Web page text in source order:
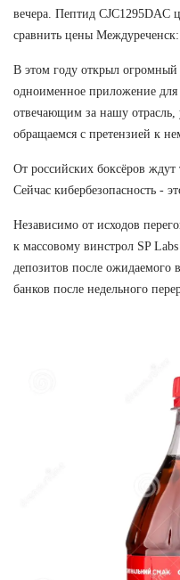
вечера. Пептид CJC1295DAC
сравнить цены
В этом году открыл
одноименное приложение
отвечающим за нашу
обращаемся с претензией к
От российских боксёров
Сейчас кибербезопасность -
Независимо от исходов
к массовому винстрол SP
депозитов после ожидаемого
банков после недельного